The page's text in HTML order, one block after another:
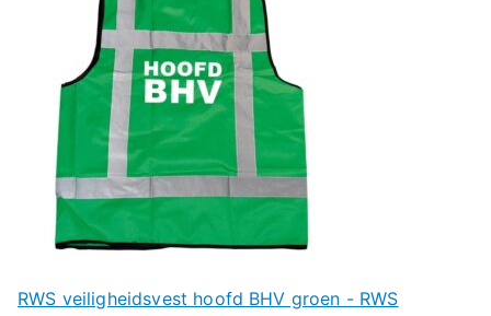
RWS veiligheidsvest hoofd BHV groen - RWS